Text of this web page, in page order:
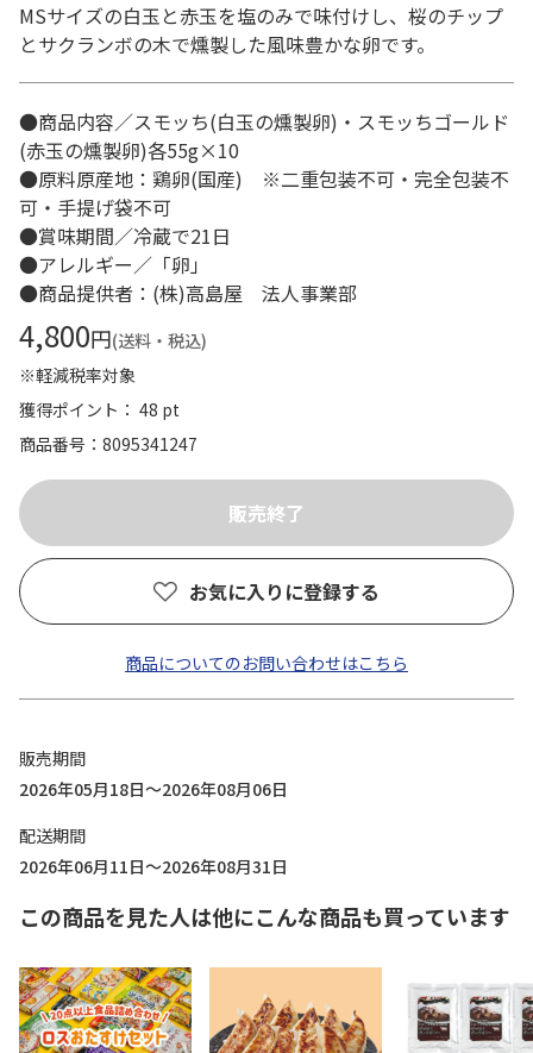
MSサイズの白玉と赤玉を塩のみで味付けし、桜のチップ
とサクランボの木で燻製した風味豊かな卵です。
●商品内容／スモッち(白玉の燻製卵)・スモッちゴールド
(赤玉の燻製卵)各55g×10
●原料原産地：鶏卵(国産) ※二重包装不可・完全包装不
可・手提げ袋不可
●賞味期間／冷蔵で21日
●アレルギー／「卵」
●商品提供者：(株)高島屋 法人事業部
4,800円(送料・税込)
※軽減税率対象
獲得ポイント： 48 pt
商品番号
8095341247
お気に入りに登録する
商品についてのお問い合わせはこちら
販売期間
2026年05月18日～2026年08月06日
配送期間
2026年06月11日～2026年08月31日
この商品を見た人は他にこんな商品も買っています